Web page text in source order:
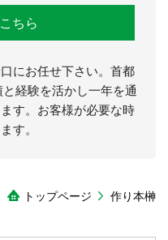
ちら
にお任せ下さい。首都
経験を活かし一年を通
す。お客様が必要な時
す。
トップページ 作り本榊